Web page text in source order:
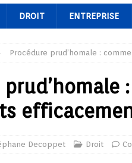
DROIT ENTREPRISE
Procédure prud’homale :
Decoppet Droit